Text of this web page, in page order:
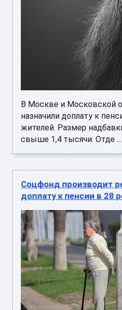
В Москве и Московской
назначили доплату к
жителей. Размер
свыше 1,4 тысячи. Отде ...
Соцфонд производит
доплату к пенсии в 28